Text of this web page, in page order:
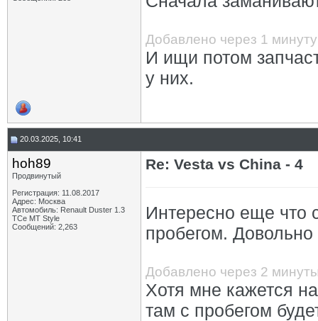
Добавлено через 1 минуту
И ищи потом
у них.
20.03.2025, 10:41
hoh89
Продвинутый
Регистрация: 11.08.2017
Адрес: Москва
Автомобиль: Renault Duster 1.3
TCe MT Style
Сообщений: 2,263
Re: Vesta vs China - 4
Интересно еще что
пробегом.
Добавлено через 2
Хотя мне кажется
там с пробегом